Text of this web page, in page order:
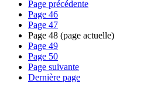
Page précédente
Page 46
Page 47
Page 48 (page actuelle)
Page 49
Page 50
Page suivante
Dernière page